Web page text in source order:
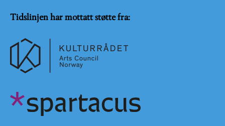
Tidslinjen har mottatt støtte fra: